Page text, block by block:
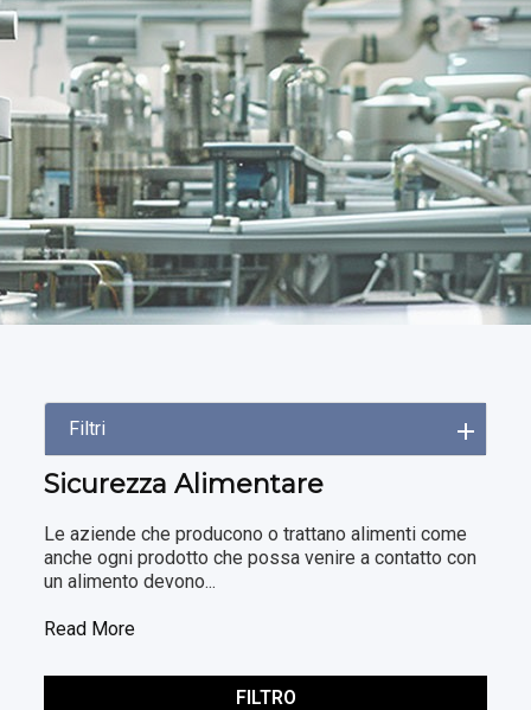
Filtri
Sicurezza Alimentare
Le aziende che producono o trattano alimenti come
anche ogni prodotto che possa venire a contatto con
un alimento devono...
Read More
FILTRO